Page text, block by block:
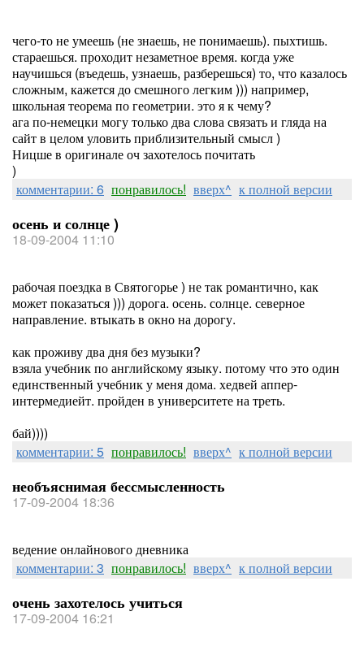
чего-то не умеешь (не знаешь, не понимаешь). пыхтишь.
стараешься. проходит незаметное время. когда уже
научишься (въедешь, узнаешь, разберешься) то, что казалось
сложным, кажется до смешного легким ))) например,
школьная теорема по геометрии. это я к чему?
ага по-немецки могу только два слова связать и гляда на
сайт в целом уловить приблизительный смысл )
Ницше в оригинале оч захотелось почитать
)
комментарии: 6 понравилось! вверх^ к полной версии
осень и солнце )
18-09-2004 11:10
рабочая поездка в Святогорье ) не так романтично, как
может показаться ))) дорога. осень. солнце. северное
направление. втыкать в окно на дорогу.
как проживу два дня без музыки?
взяла учебник по английскому языку. потому что это один
единственный учебник у меня дома. хедвей аппер-
интермедиейт. пройден в университете на треть.
бай))))
комментарии: 5 понравилось! вверх^ к полной версии
необъяснимая бессмысленность
17-09-2004 18:36
ведение онлайнового дневника
комментарии: 3 понравилось! вверх^ к полной версии
очень захотелось учиться
17-09-2004 16:21